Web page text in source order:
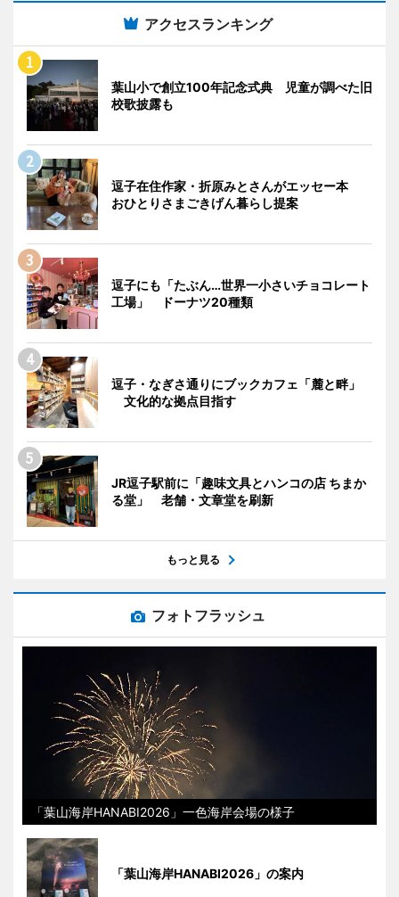
アクセスランキング
葉山小で創立100年記念式典 児童が調べた旧
校歌披露も
逗子在住作家・折原みとさんがエッセー本
おひとりさまごきげん暮らし提案
逗子にも「たぶん…世界一小さいチョコレート
工場」 ドーナツ20種類
逗子・なぎさ通りにブックカフェ「麓と畔」
文化的な拠点目指す
JR逗子駅前に「趣味文具とハンコの店 ちまか
る堂」 老舗・文章堂を刷新
もっと見る
フォトフラッシュ
「葉山海岸HANABI2026」一色海岸会場の様子
「葉山海岸HANABI2026」の案内